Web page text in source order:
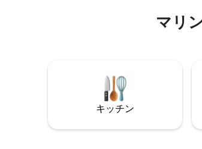
は、プライバシー、快適さ、穏やか
囲気、そして熱帯植物の庭園を提供
Bio-Kenスネークファーム – 車で3分 ⛳
タム・ゴルフ＆パデルクラブ
マリ
キッチン